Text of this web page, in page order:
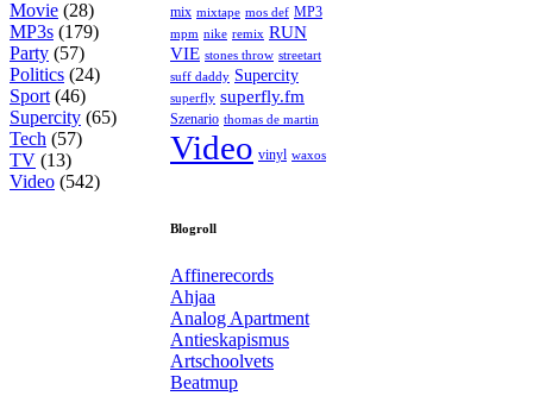
Movie (28)
MP3s (179)
Party (57)
Politics (24)
Sport (46)
Supercity (65)
Tech (57)
TV (13)
Video (542)
mix mixtape mos def MP3
mpm nike remix RUN
VIE stones throw streetart
suff daddy Supercity
superfly superfly.fm
Szenario thomas de martin
Video vinyl waxos
Blogroll
Affinerecords
Ahjaa
Analog Apartment
Antieskapismus
Artschoolvets
Beatmup